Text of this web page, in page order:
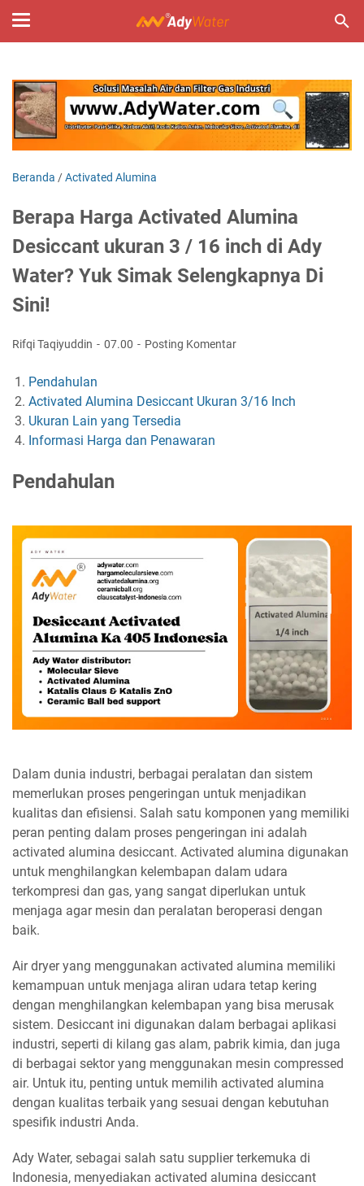
Beranda /Activated Alumina
Berapa Harga Activated Alumina
Desiccant ukuran 3 / 16 inch di Ady
Water? Yuk Simak Selengkapnya Di
Sini!
Rifqi Taqiyuddin 07.00 Posting Komentar
Pendahulan
Activated Alumina Desiccant Ukuran 3/16 Inch
Ukuran Lain yang Tersedia
Informasi Harga dan Penawaran
Pendahulan
Dalam dunia industri, berbagai peralatan dan sistem
memerlukan proses pengeringan untuk menjadikan
kualitas dan efisiensi. Salah satu komponen yang memiliki
peran penting dalam proses pengeringan ini adalah
activated alumina desiccant. Activated alumina digunakan
untuk menghilangkan kelembapan dalam udara
terkompresi dan gas, yang sangat diperlukan untuk
menjaga agar mesin dan peralatan beroperasi dengan
baik.
Air dryer yang menggunakan activated alumina memiliki
kemampuan untuk menjaga aliran udara tetap kering
dengan menghilangkan kelembapan yang bisa merusak
sistem. Desiccant ini digunakan dalam berbagai aplikasi
industri, seperti di kilang gas alam, pabrik kimia, dan juga
di berbagai sektor yang menggunakan mesin compressed
air. Untuk itu, penting untuk memilih activated alumina
dengan kualitas terbaik yang sesuai dengan kebutuhan
spesifik industri Anda.
Ady Water, sebagai salah satu supplier terkemuka di
Indonesia, menyediakan activated alumina desiccant